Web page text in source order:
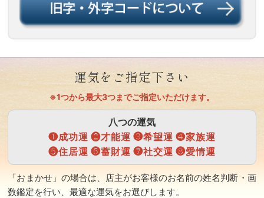
運気をご指定下さい
※1つから最大3つまでご指定いただけます。
八つの運気
❶成功運 ❷才能運 ❸希望運 ❹家族運
❺住居運 ❻蓄財運 ❼社交運 ❽愛情運
「おまかせ」の場合は、店主がお客様のお名前の姓名判断・画
数鑑定を行い、最適な運気をお選びします。